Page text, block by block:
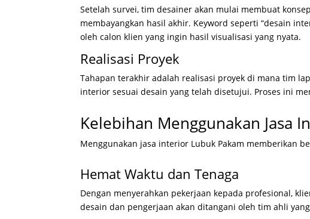
Setelah survei, tim desainer akan mulai membuat
membayangkan hasil akhir. Keyword seperti “desain
oleh calon klien yang ingin hasil visualisasi yang nyata.
Realisasi Proyek
Tahapan terakhir adalah realisasi proyek di mana tim
interior sesuai desain yang telah disetujui. Proses ini
Kelebihan Menggunakan Jasa
Menggunakan jasa interior Lubuk Pakam memberikan
Hemat Waktu dan Tenaga
Dengan menyerahkan pekerjaan kepada profesional,
desain dan pengerjaan akan ditangani oleh tim ahli